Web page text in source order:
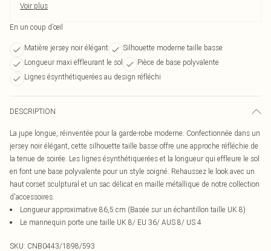
Voir plus
En un coup d’œil
Matière jersey noir élégant
Silhouette moderne taille basse
Longueur maxi effleurant le sol
Pièce de base polyvalente
Lignes ésynthétiquerées au design réfléchi
DESCRIPTION
La jupe longue, réinventée pour la garde-robe moderne. Confectionnée dans un
jersey noir élégant, cette silhouette taille basse offre une approche réfléchie de
la tenue de soirée. Les lignes ésynthétiquerées et la longueur qui effleure le sol
en font une base polyvalente pour un style soigné. Rehaussez le look avec un
haut corset sculptural et un sac délicat en maille métallique de notre collection
d'accessoires.
Longueur approximative 86,5 cm (Basée sur un échantillon taille UK 8)
Le mannequin porte une taille UK 8/ EU 36/ AUS 8/ US 4
SKU: CNB0443/1898/593